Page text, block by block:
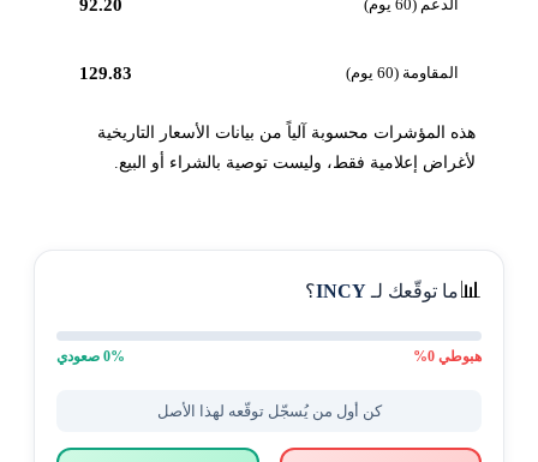
الدعم (60 يوم) 92.20
المقاومة (60 يوم) 129.83
هذه المؤشرات محسوبة آلياً من بيانات الأسعار التاريخية
لأغراض إعلامية فقط، وليست توصية بالشراء أو البيع.
📊 ما توقّعك لـINCY؟
هبوطي0
%
0% صعودي
كن أول من يُسجّل توقّعه لهذا الأصل